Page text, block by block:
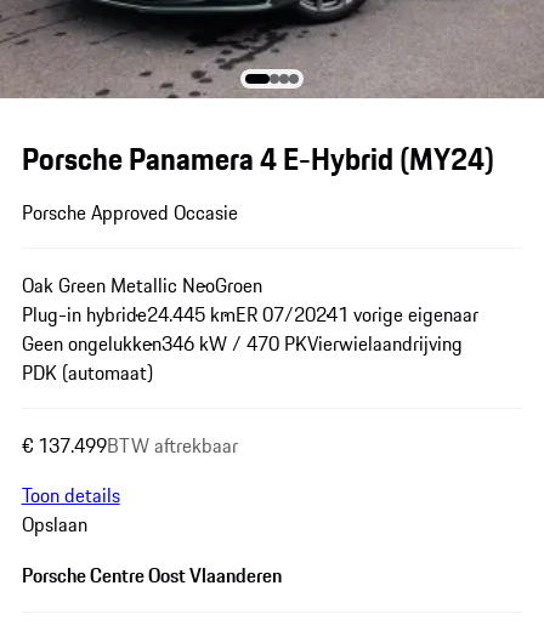
Porsche Panamera 4 E-Hybrid (MY24)
Porsche Approved Occasie
Oak Green Metallic NeoGroen
Plug-in hybride24.445 kmER 07/20241 vorige eigenaar
Geen ongelukken346 kW / 470 PKVierwielaandrijving
PDK (automaat)
€ 137.499BTW aftrekbaar
Toon details
Opslaan
Porsche Centre Oost Vlaanderen